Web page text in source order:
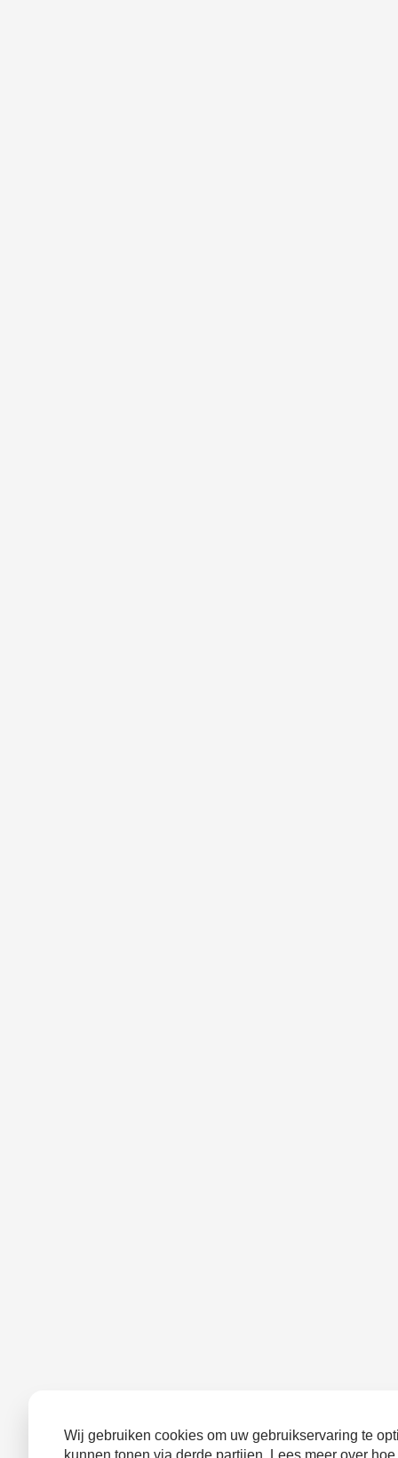
Wij gebruiken cookies om uw gebruikservaring te
kunnen tonen via derde partijen. Lees meer over